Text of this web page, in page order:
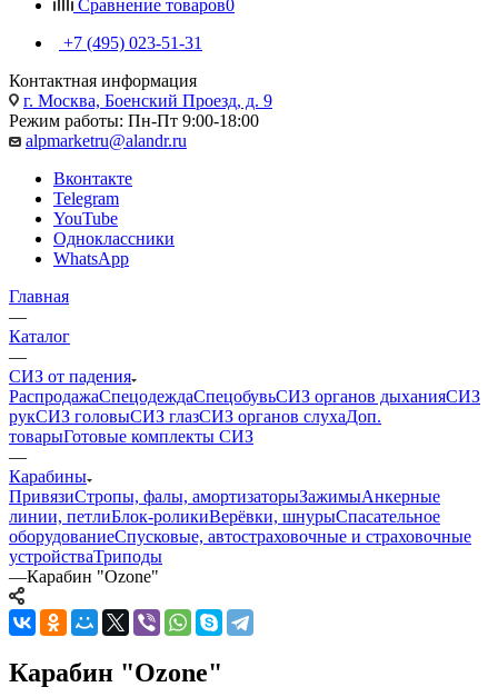
Сравнение товаров0
+7 (495) 023-51-31
Контактная информация
г. Москва, Боенский Проезд, д. 9
Режим работы: Пн-Пт 9:00-18:00
alpmarketru@alandr.ru
Вконтакте
Telegram
YouTube
Одноклассники
WhatsApp
Главная
—
Каталог
—
СИЗ от падения
РаспродажаСпецодеждаСпецобувьСИЗ органов дыханияСИЗ
рукСИЗ головыСИЗ глазСИЗ органов слухаДоп.
товарыГотовые комплекты СИЗ
—
Карабины
ПривязиСтропы, фалы, амортизаторыЗажимыАнкерные
линии, петлиБлок-роликиВерёвки, шнурыСпасательное
оборудованиеСпусковые, автостраховочные и страховочные
устройстваТриподы
—Карабин "Ozone"
Карабин "Ozone"